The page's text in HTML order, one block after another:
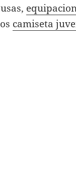
camiseta